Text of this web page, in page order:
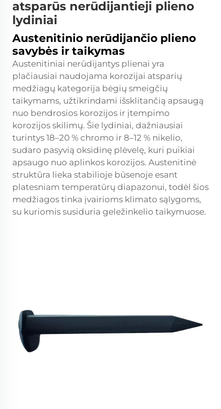
atsparūs nerūdijantieji plieno
lydiniai
Austenitinio nerūdijančio plieno
savybės ir taikymas
Austenitiniai nerūdijantys plienai yra
plačiausiai naudojama korozijai atsparių
medžiagų kategorija bėgių smeigčių
taikymams, užtikrindami išsklitančią apsaugą
nuo bendrosios korozijos ir įtempimo
korozijos skilimų. Šie lydiniai, dažniausiai
turintys 18–20 % chromo ir 8–12 % nikelio,
sudaro pasyvią oksidinę plėvelę, kuri puikiai
apsaugo nuo aplinkos korozijos. Austenitinė
struktūra lieka stabilioje būsenoje esant
platesniam temperatūrų diapazonui, todėl šios
medžiagos tinka įvairioms klimato sąlygoms,
su kuriomis susiduria geležinkelio taikymuose.